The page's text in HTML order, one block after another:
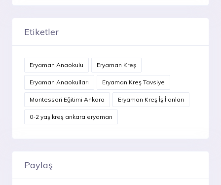
Etiketler
Eryaman Anaokulu Eryaman Kreş
Eryaman Anaokulları Eryaman Kreş Tavsiye
Montessori Eğitimi Ankara Eryaman Kreş İş İlanları
0-2 yaş kreş ankara eryaman
Paylaş